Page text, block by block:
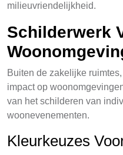
milieuvriendelijkheid.
Schilderwerk
Buiten de zakelijke
impact op
van het schilderen van
woonevenementen.
Kleurkeuzes